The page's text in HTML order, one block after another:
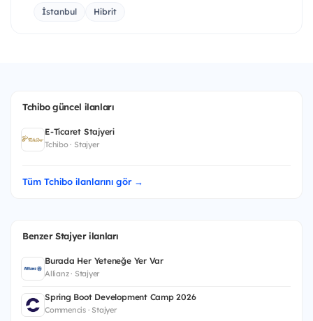
İstanbul Hibrit
Tchibo güncel ilanları
E-Ticaret Stajyeri
Tchibo · Stajyer
Tüm Tchibo ilanlarını gör →
Benzer Stajyer ilanları
Burada Her Yeteneğe Yer Var
Allianz · Stajyer
Spring Boot Development Camp 2026
Commencis · Stajyer